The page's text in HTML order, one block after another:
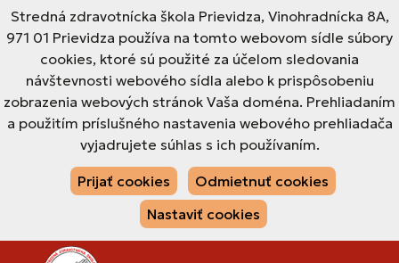
Stredná zdravotnícka škola Prievidza, Vinohradnícka 8A,
971 01 Prievidza používa na tomto webovom sídle súbory
cookies, ktoré sú použité za účelom sledovania
návštevnosti webového sídla alebo k prispôsobeniu
zobrazenia webových stránok Vaša doména. Prehliadaním
a použitím príslušného nastavenia webového prehliadača
vyjadrujete súhlas s ich používaním.
Prijať cookies
Odmietnuť cookies
Nastaviť cookies